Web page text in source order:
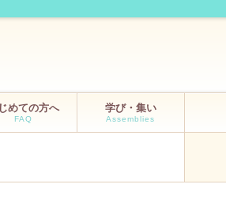
めての方へ
FAQ
学び・集い
Assemblies